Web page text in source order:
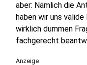
aber: Nämlich die
haben wir uns
wirklich dummen
fachgerecht
Anzeige